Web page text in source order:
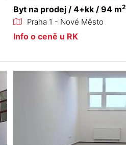
Byt na prodej / 4+kk / 94 m2
Praha 1 - Nové Město
Info o ceně u RK